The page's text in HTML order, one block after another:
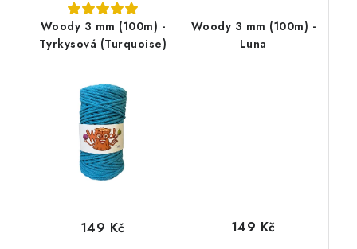
Woody 3 mm (100m) -
Tyrkysová (Turquoise)
149 Kč
Woody 3 mm (100m) -
Luna
149 Kč